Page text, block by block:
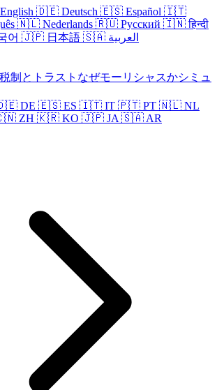
🇩🇪 Deutsch 🇪🇸 Español 🇮🇹
🇳🇱 Nederlands 🇷🇺 Русский 🇮🇳 हिन्दी
어 🇯🇵 日本語
🇸🇦 العربية
税制とトラスト なぜモーリシャスかシミュ
DE 🇪🇸 ES 🇮🇹 IT 🇵🇹 PT 🇳🇱 NL
ZH 🇰🇷 KO 🇯🇵 JA 🇸🇦 AR